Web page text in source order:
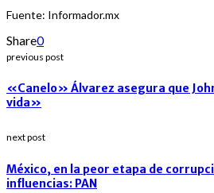
Fuente: Informador.mx
Share0
previous post
«Canelo» Álvarez asegura que
vida»
next post
México, en la peor etapa de
influencias: PAN